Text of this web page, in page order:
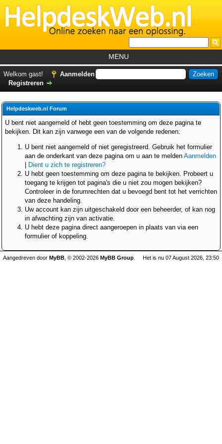
MENU
Helpdesks
Forum
Welkom gast!
Aanmelden
Registreren
Helpdeskweb.nl Forum
U bent niet aangemeld of hebt geen toestemming om deze pagina te
bekijken. Dit kan zijn vanwege een van de volgende redenen:
U bent niet aangemeld of niet geregistreerd. Gebruik het formulier
aan de onderkant van deze pagina om u aan te melden Aanmelden
Dient u zich te registreren?
U hebt geen toestemming om deze pagina te bekijken. Probeert u
toegang te krijgen tot pagina's die u niet zou mogen bekijken?
Controleer in de forumrechten dat u bevoegd bent tot het verrichten
van deze handeling.
Uw account kan zijn uitgeschakeld door een beheerder, of kan nog
in afwachting zijn van activatie.
U hebt deze pagina direct aangeroepen in plaats van via een
formulier of koppeling.
Het is nu 07 August 2026, 23:50
Aangedreven door MyBB , © 2002-2026 MyBB Group